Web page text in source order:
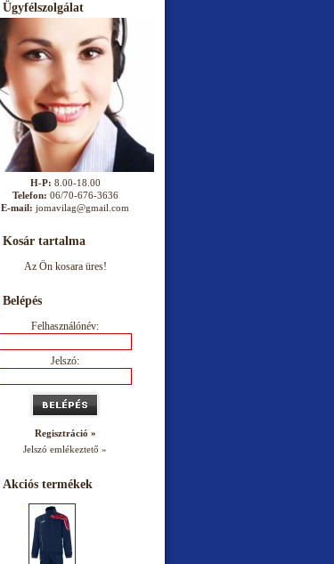
Ügyfélszolgálat
H-P: 8.00-18.00
Telefon: 06/70-676-3636
E-mail: jomavilag@gmail.com
Kosár tartalma
Az Ön kosara üres!
Belépés
Felhasználónév:
Jelszó:
Regisztráció »
Jelszó emlékeztető »
Akciós termékek